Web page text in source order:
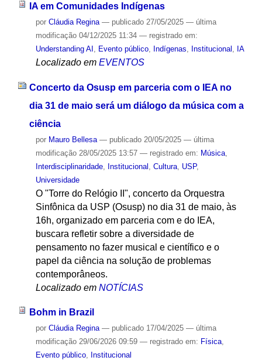
IA em Comunidades Indígenas
por Cláudia Regina — publicado27/05/2025 — última
modificação04/12/2025 11:34 — registrado em:
Understanding AI
Evento público, Indígenas Institucional IA
Localizado em EVENTOS
Concerto da Osusp em parceria com o IEA no
dia 31 de maio será um diálogo da música com a
ciência
por Mauro Bellesa — publicado20/05/2025 — última
modificação28/05/2025 13:57 — registrado em: Música,
Interdisciplinaridade, Institucional Cultura, USP,
Universidade
O "Torre do Relógio II", concerto da Orquestra
Sinfônica da USP (Osusp) no dia 31 de maio, às
16h, organizado em parceria com e do IEA,
buscara refletir sobre a diversidade de
pensamento no fazer musical e científico e o
papel da ciência na solução de problemas
contemporâneos.
Localizado em NOTÍCIAS
Bohm in Brazil
por Cláudia Regina — publicado17/04/2025 — última
modificação29/06/2026 09:59 — registrado em: Física,
Evento público, Institucional